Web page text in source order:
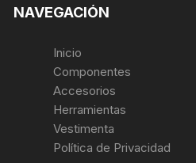
NAVEGACIÓN
Inicio
Componentes
Accesorios
Herramientas
Vestimenta
Política de Privacidad